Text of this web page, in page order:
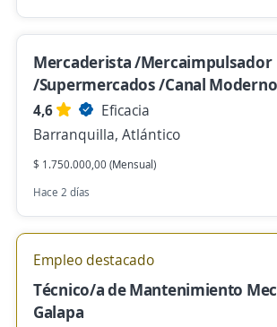
Mercaderista /Mercaimpulsador
/Supermercados /Canal Moderno
4,6
Eficacia
Barranquilla, Atlántico
$ 1.750.000,00 (Mensual)
Hace 2 días
Empleo destacado
Técnico/a de Mantenimiento
Galapa